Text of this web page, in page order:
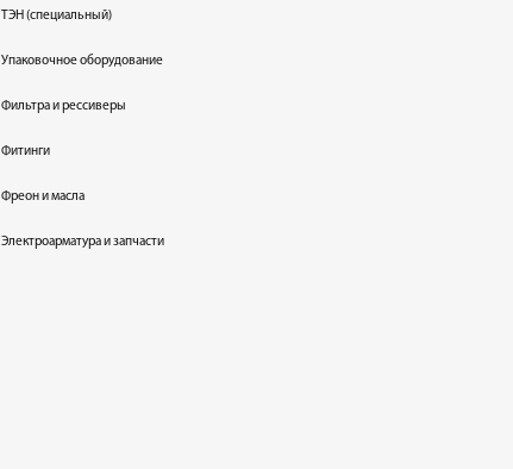
ТЭН (специальный)
Упаковочное оборудование
Фильтра и рессиверы
Фитинги
Фреон и масла
Электроарматура и запчасти